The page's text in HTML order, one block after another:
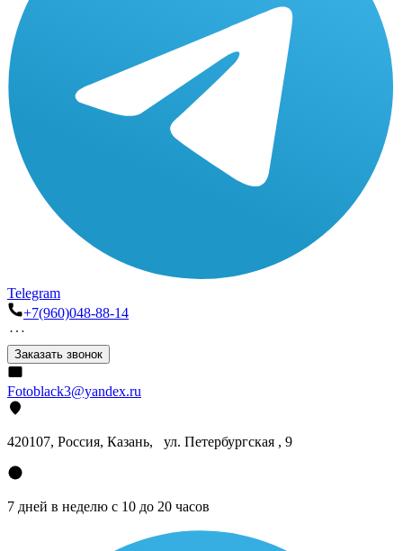
Telegram
+7(960)048-88-14
Заказать звонок
Fotoblack3@yandex.ru
420107, Россия, Казань, ул. Петербургская , 9
7 дней в неделю с 10 до 20 часов